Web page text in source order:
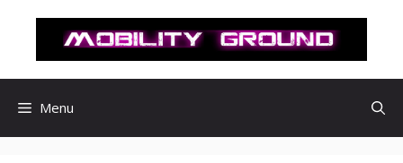
로
Menu